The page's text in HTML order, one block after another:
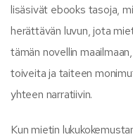
lisäsivät ebooks tasoja,
herättävän luvun, jota
tämän novellin
toiveita ja taiteen
yhteen narratiivin.
Kun mietin